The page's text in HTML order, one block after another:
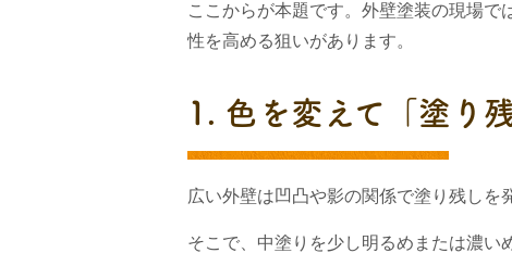
ここからが本題です。外壁塗装の現場
性を高める狙いがあります。
1. 色を変えて「塗り
広い外壁は凹凸や影の関係で塗り残しを
そこで、中塗りを少し明るめまたは濃い